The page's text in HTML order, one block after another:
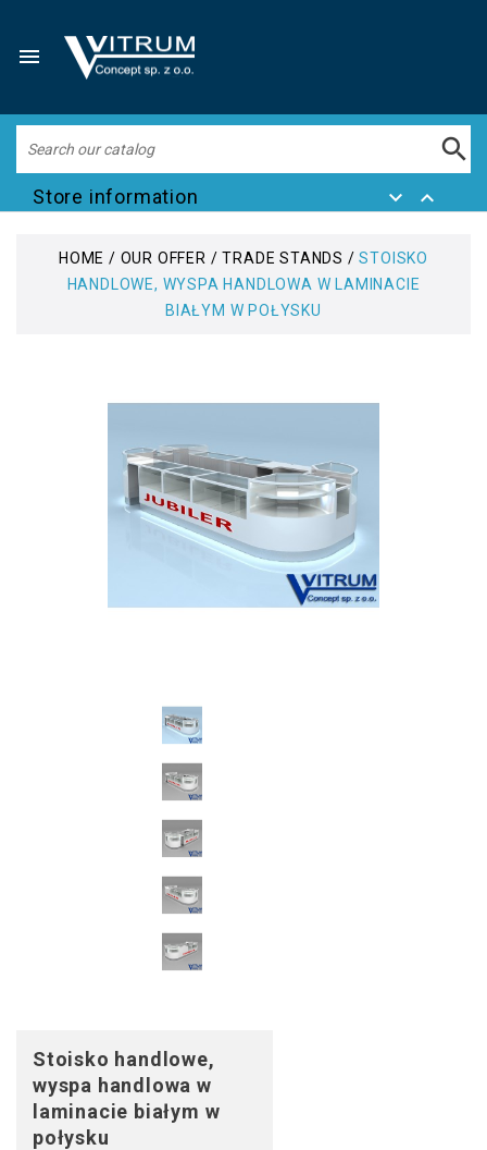


Store information  
HOME OUR OFFER TRADE STANDS
STOISKO
HANDLOWE, WYSPA HANDLOWA W LAMINACIE
BIAŁYM W POŁYSKU
Stoisko handlowe,
wyspa handlowa w
laminacie białym w
połysku